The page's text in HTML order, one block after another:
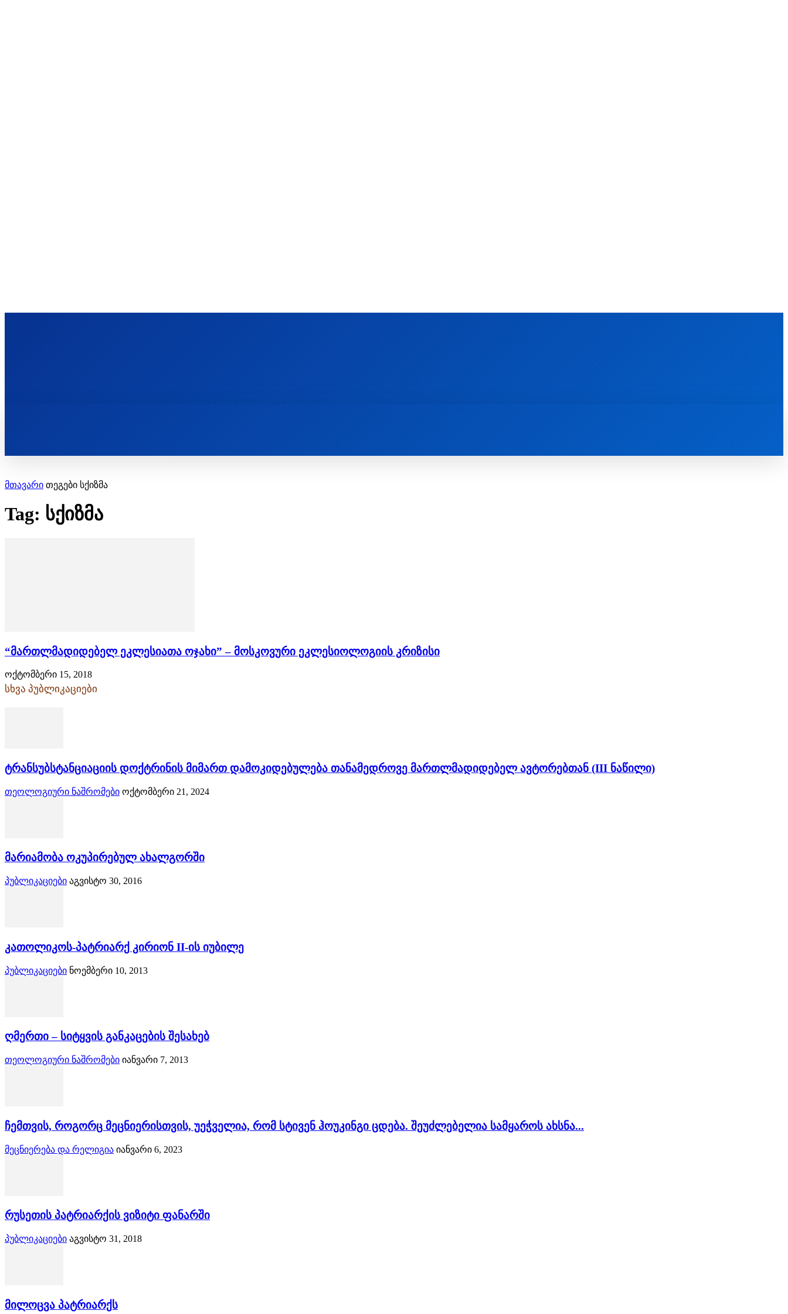
მთავარი თეგები სქიზმა
Tag: სქიზმა
“მართლმადიდებელ ეკლესიათა ოჯახი” – მოსკოვური ეკლესიოლოგიის კრიზისი
ოქტომბერი 15, 2018
სხვა პუბლიკაციები
ტრანსუბსტანციაციის დოქტრინის მიმართ დამოკიდებულება თანამედროვე მართლმადიდებელ ავტორებთან (III ნაწილი)
თეოლოგიური ნაშრომები ოქტომბერი 21, 2024
მარიამობა ოკუპირებულ ახალგორში
პუბლიკაციები აგვისტო 30, 2016
კათოლიკოს-პატრიარქ კირიონ II-ის იუბილე
პუბლიკაციები ნოემბერი 10, 2013
ღმერთი – სიტყვის განკაცების შესახებ
თეოლოგიური ნაშრომები იანვარი 7, 2013
ჩემთვის, როგორც მეცნიერისთვის, უეჭველია, რომ სტივენ ჰოუკინგი ცდება. შეუძლებელია სამყაროს ახსნა...
მეცნიერება და რელიგია იანვარი 6, 2023
რუსეთის პატრიარქის ვიზიტი ფანარში
პუბლიკაციები აგვისტო 31, 2018
მილოცვა პატრიარქს